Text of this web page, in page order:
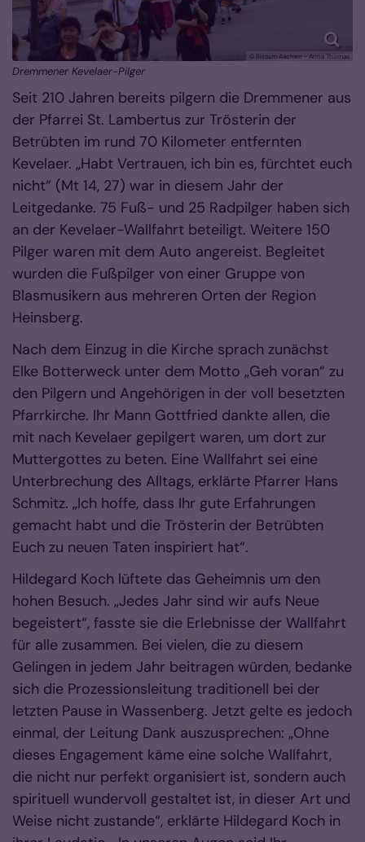
© Bistum Aachen - Anna Thomas
Dremmener Kevelaer-Pilger
Seit 210 Jahren bereits pilgern die Dremmener aus
der Pfarrei St. Lambertus zur Trösterin der
Betrübten im rund 70 Kilometer entfernten
Kevelaer. „Habt Vertrauen, ich bin es, fürchtet euch
nicht“ (Mt 14, 27) war in diesem Jahr der
Leitgedanke. 75 Fuß- und 25 Radpilger haben sich
an der Kevelaer-Wallfahrt beteiligt. Weitere 150
Pilger waren mit dem Auto angereist. Begleitet
wurden die Fußpilger von einer Gruppe von
Blasmusikern aus mehreren Orten der Region
Heinsberg.
Nach dem Einzug in die Kirche sprach zunächst
Elke Botterweck unter dem Motto „Geh voran“ zu
den Pilgern und Angehörigen in der voll besetzten
Pfarrkirche. Ihr Mann Gottfried dankte allen, die
mit nach Kevelaer gepilgert waren, um dort zur
Muttergottes zu beten. Eine Wallfahrt sei eine
Unterbrechung des Alltags, erklärte Pfarrer Hans
Schmitz. „Ich hoffe, dass Ihr gute Erfahrungen
gemacht habt und die Trösterin der Betrübten
Euch zu neuen Taten inspiriert hat“.
Hildegard Koch lüftete das Geheimnis um den
hohen Besuch. „Jedes Jahr sind wir aufs Neue
begeistert“, fasste sie die Erlebnisse der Wallfahrt
für alle zusammen. Bei vielen, die zu diesem
Gelingen in jedem Jahr beitragen würden, bedanke
sich die Prozessionsleitung traditionell bei der
letzten Pause in Wassenberg. Jetzt gelte es jedoch
einmal, der Leitung Dank auszusprechen: „Ohne
dieses Engagement käme eine solche Wallfahrt,
die nicht nur perfekt organisiert ist, sondern auch
spirituell wundervoll gestaltet ist, in dieser Art und
Weise nicht zustande“, erklärte Hildegard Koch in